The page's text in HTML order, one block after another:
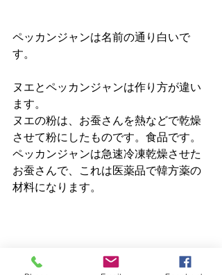
ペッカンジャンは名前の通り白いで
す。
ヌエとペッカンジャンは作り方が違い
ます。
ヌエの粉は、お蚕さんを熱などで乾燥
させて粉にしたものです。食品です。
ペッカンジャンは急速冷凍乾燥させた
お蚕さんで、これは医薬品で韓方薬の
材料になります。